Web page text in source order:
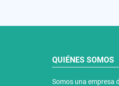
QUIÉNES SOMOS
Somos una empresa